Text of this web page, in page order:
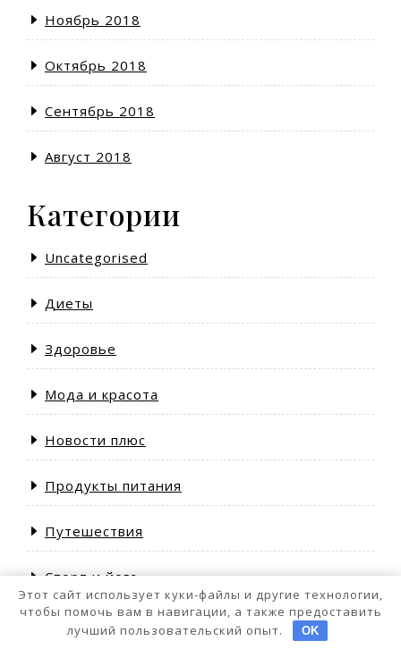
Ноябрь 2018
Октябрь 2018
Сентябрь 2018
Август 2018
Категории
Uncategorised
Диеты
Здоровье
Мода и красота
Новости плюс
Продукты питания
Путешествия
Спорт и йога
Этот сайт использует куки-файлы и другие технологии,
чтобы помочь вам в навигации, а также предоставить
лучший пользовательский опыт.
OK